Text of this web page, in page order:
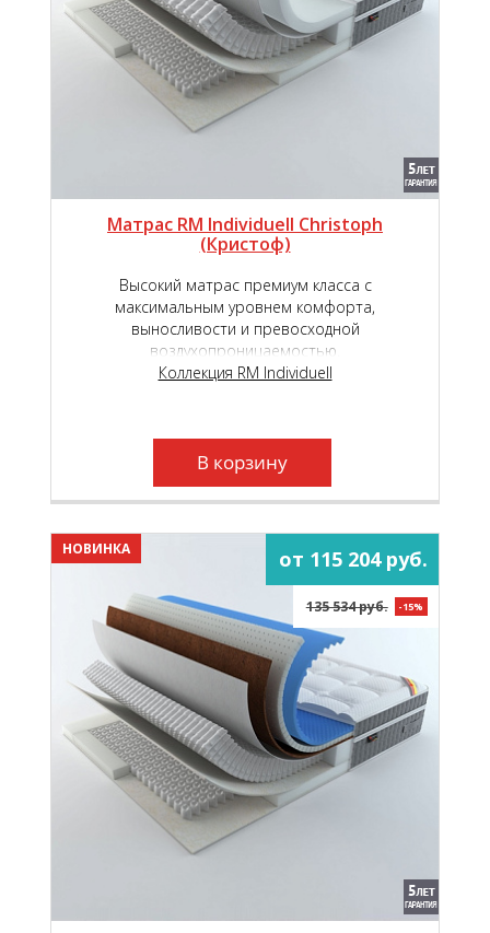
Матрас RM Individuell Christoph
(Кристоф)
Высокий матрас премиум класса с
максимальным уровнем комфорта,
выносливости и превосходной
воздухопроницаемостью.
Коллекция RM Individuell
В корзину
НОВИНКА от 115 204 руб.
135 534 руб. -15%